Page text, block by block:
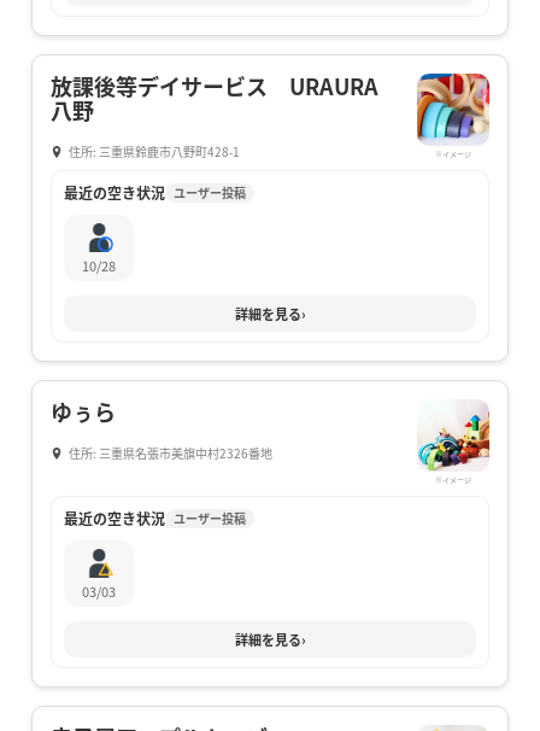
放課後等デイサービス URAURA
八野
住所: 三重県鈴鹿市八野町428-1 ※イメージ
最近の空き状況 ユーザー投稿
10/28
詳細を見る›
ゆぅら
住所: 三重県名張市美旗中村2326番地
※イメージ
最近の空き状況 ユーザー投稿
03/03
詳細を見る›